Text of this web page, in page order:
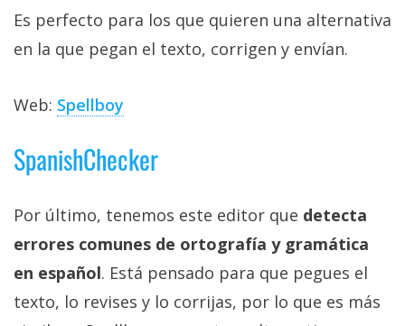
Es perfecto para los que quieren una alternativa
en la que pegan el texto, corrigen y envían.
Web: Spellboy
SpanishChecker
Por último, tenemos este editor que detecta
errores comunes de ortografía y gramática
en español. Está pensado para que pegues el
texto, lo revises y lo corrijas, por lo que es más